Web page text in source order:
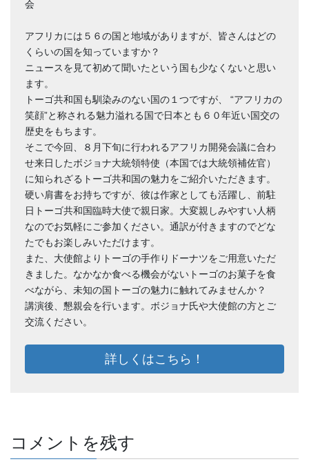
会
アフリカには５６の国と地域がありますが、皆さんはどの
くらいの国を知っていますか？
ニュースを見て初めて聞いたという国も少なくないと思い
ます。
トーゴ共和国も馴染みのない国の１つですが、 “アフリカの
笑顔”と称される魅力溢れる国で日本とも６０年近い国交の
歴史をもちます。
そこで今回、８月下旬に行われるアフリカ開発会議に合わ
せ来日したボジョナ大統領特使（本国では大統領補佐官）
に知られざるトーゴ共和国の魅力をご紹介いただきます。
硬い肩書をお持ちですが、彼は作家としても活躍し、前駐
日トーゴ共和国臨時大使で親日家。大変親しみやすい人柄
なのでお気軽にご参加ください。通訳が付きますのでどな
たでもお楽しみいただけます。
また、大使館よりトーゴの手作りドーナツをご用意いただ
きました。なかなか食べる機会がないトーゴのお菓子を食
べながら、未知の国トーゴの魅力に触れてみませんか？
講演後、懇親会を行います。ボジョナ氏や大使館の方とご
交流ください。
詳しくはこちら！
コメントを残す